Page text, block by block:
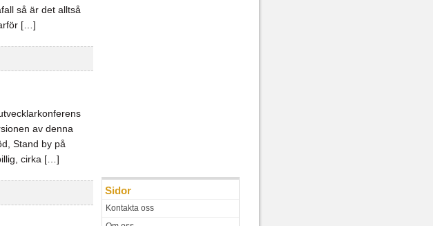
så är det alltså
[…]
av denna
Stand by på
cirka […]
Sidor
Kontakta oss